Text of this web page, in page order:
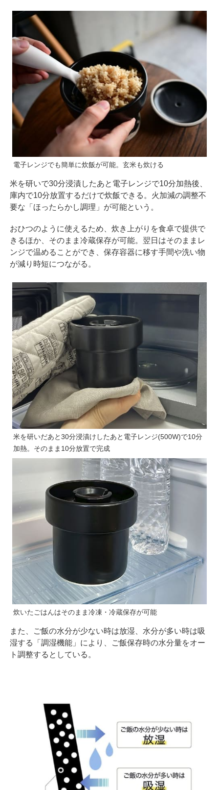
電子レンジでも簡単に炊飯が可能。玄米も炊ける
米を研いで30分浸漬したあと電子レンジで10分加熱後、
庫内で10分放置するだけで炊飯できる。火加減の調整不
要な「ほったらかし調理」が可能という。
おひつのように使えるため、炊き上がりを食卓で提供で
きるほか、そのまま冷蔵保存が可能。翌日はそのままレ
ンジで温めることができ、保存容器に移す手間や洗い物
が減り時短につながる。
米を研いだあと30分浸漬けしたあと電子レンジ(500W)で10分
加熱。そのまま10分放置で完成
炊いたごはんはそのまま冷凍・冷蔵保存が可能
また、ご飯の水分が少ない時は放湿、水分が多い時は吸
湿する「調湿機能」により、ご飯保存時の水分量をオー
ト調整するとしている。